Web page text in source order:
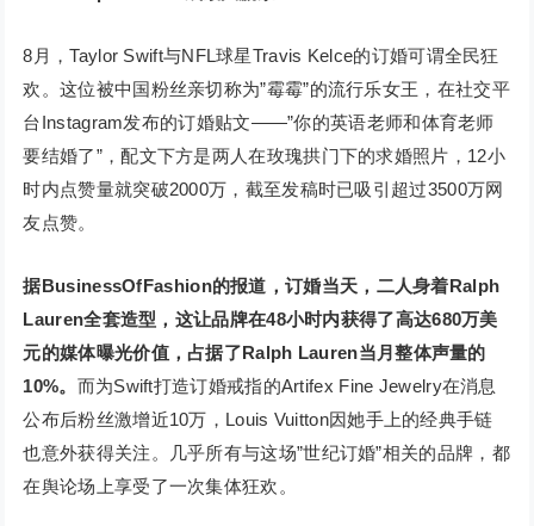
8月，Taylor Swift与NFL球星Travis Kelce的订婚可谓全民狂
欢。这位被中国粉丝亲切称为”霉霉”的流行乐女王，在社交平
台Instagram发布的订婚贴文——”你的英语老师和体育老师
要结婚了”，配文下方是两人在玫瑰拱门下的求婚照片，12小
时内点赞量就突破2000万，截至发稿时已吸引超过3500万网
友点赞。
据BusinessOfFashion的报道，订婚当天，二人身着Ralph
Lauren全套造型，这让品牌在48小时内获得了高达680万美
元的媒体曝光价值，占据了Ralph Lauren当月整体声量的
10%。 而为Swift打造订婚戒指的Artifex Fine Jewelry在消息
公布后粉丝激增近10万，Louis Vuitton因她手上的经典手链
也意外获得关注。几乎所有与这场”世纪订婚”相关的品牌，都
在舆论场上享受了一次集体狂欢。